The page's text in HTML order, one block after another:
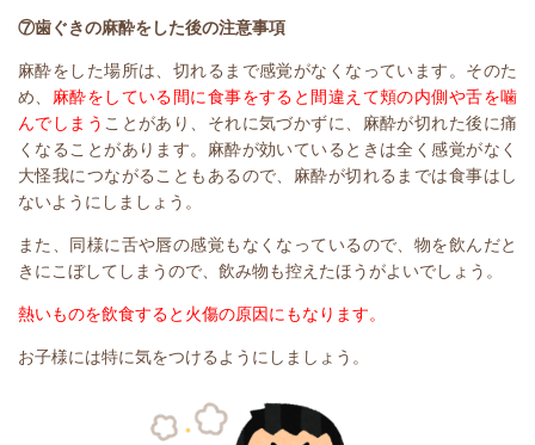
⑦歯ぐきの麻酔をした後の注意事項
麻酔をした場所は、切れるまで感覚がなくなっています。そのた
め、 麻酔をしている間に食事をすると間違えて頬の内側や舌を噛
んでしまう ことがあり、それに気づかずに、麻酔が切れた後に痛
くなることがあります。麻酔が効いているときは全く感覚がなく
大怪我につながることもあるので、麻酔が切れるまでは食事はし
ないようにしましょう。
また、同様に舌や唇の感覚もなくなっているので、物を飲んだと
きにこぼしてしまうので、飲み物も控えたほうがよいでしょう。
熱いものを飲食すると火傷の原因にもなります。
お子様には特に気をつけるようにしましょう。